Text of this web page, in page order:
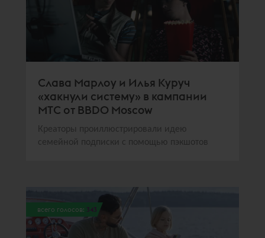
Слава Марлоу и Илья Куруч
«хакнули систему» в кампании
МТС от BBDO Moscow
Креаторы проиллюстрировали идею
семейной подписки с помощью пэкшотов
всего голосов: 343